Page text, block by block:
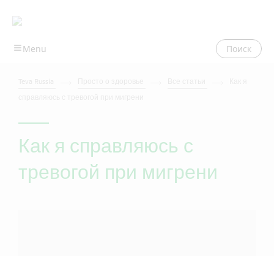
Поиск
Как я справляюсь с
тревогой при мигрени